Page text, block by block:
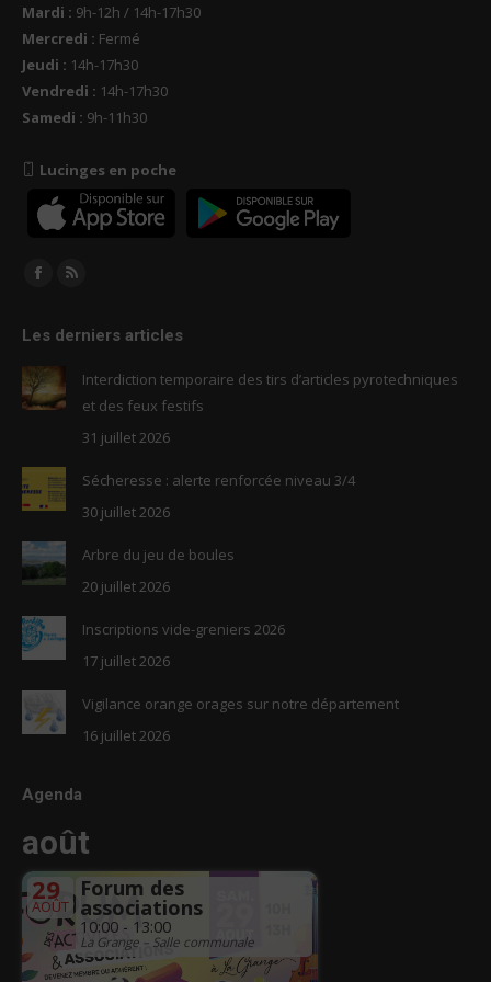
Mardi : 9h-12h / 14h-17h30
Mercredi : Fermé
Jeudi : 14h-17h30
Vendredi : 14h-17h30
Samedi : 9h-11h30
Lucinges en poche
Trouvez nous sur :
Facebook
opens
in
new
RSS
opens
new
window
Les derniers articles
Interdiction temporaire des tirs d’articles pyrotechniques
et des feux festifs
31 juillet 2026
Sécheresse : alerte renforcée niveau 3/4
30 juillet 2026
Arbre du jeu de boules
20 juillet 2026
Inscriptions vide-greniers 2026
17 juillet 2026
Vigilance orange orages sur notre département
16 juillet 2026
Agenda
août
29
AOÛT
Forum des
associations
10:00 - 13:00
La Grange – Salle communale